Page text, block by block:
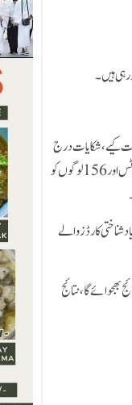
کیے، شکایات درج
کرانے کے لیے پہلی مرتبہ واٹس ایپ استعمال کر رہے ہیں، 26 دسمبر سے اب تک 625 افراد کو نوٹسز، 252 امیدواروں کو شوکاز نوٹس اور 156 لوگوں کو
شناختی کارڈز والے
بھجوائے گا، نتائج